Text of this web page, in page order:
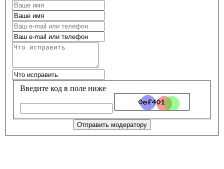
Введите код в поле ниже
Отправить модератору